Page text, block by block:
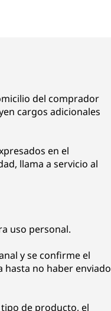
del comprador
cargos adicionales
en el
llama a servicio al
uso personal.
y se confirme el
no haber enviado
de producto, el